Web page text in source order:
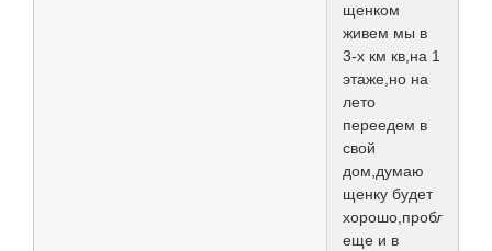
щенком
живем мы в
3-х км кв,на 1
этаже,но на
лето
переедем в
свой
дом,думаю
щенку будет
хорошо,проблема
еще и в